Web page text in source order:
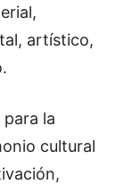
artístico,
la
cultural